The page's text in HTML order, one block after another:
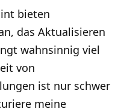
bieten
das Aktualisieren
wahnsinnig viel
von
ist nur schwer
meine